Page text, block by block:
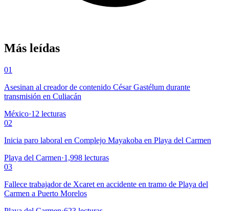
Más leídas
01
Asesinan al creador de contenido César Gastélum durante
transmisión en Culiacán
México·12 lecturas
02
Inicia paro laboral en Complejo Mayakoba en Playa del Carmen
Playa del Carmen·1,998 lecturas
03
Fallece trabajador de Xcaret en accidente en tramo de Playa del
Carmen a Puerto Morelos